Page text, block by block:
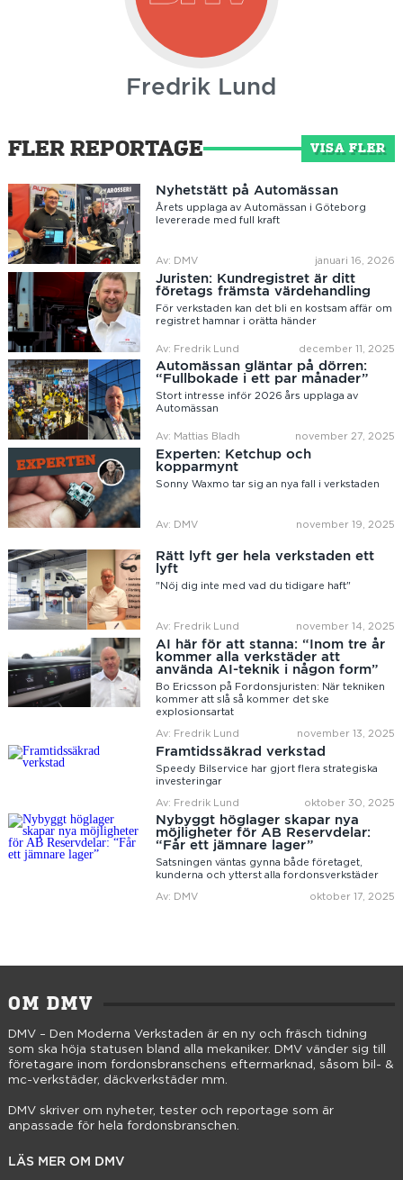
Fredrik Lund
FLER REPORTAGE VISA FLER
Nyhetstätt på Automässan
Årets upplaga av Automässan i Göteborg
levererade med full kraft
Av: DMV januari 16, 2026
Juristen: Kundregistret är ditt
företags främsta värdehandling
För verkstaden kan det bli en kostsam affär om
registret hamnar i orätta händer
Av: Fredrik Lund december 11, 2025
Automässan gläntar på dörren:
“Fullbokade i ett par månader”
Stort intresse inför 2026 års upplaga av
Automässan
Av: Mattias Bladh november 27, 2025
Experten: Ketchup och
kopparmynt
Sonny Waxmo tar sig an nya fall i verkstaden
Av: DMV november 19, 2025
Rätt lyft ger hela verkstaden ett
lyft
"Nöj dig inte med vad du tidigare haft"
Av: Fredrik Lund november 14, 2025
AI här för att stanna: “Inom tre år
kommer alla verkstäder att
använda AI-teknik i någon form”
Bo Ericsson på Fordonsjuristen: När tekniken
kommer att slå så kommer det ske
explosionsartat
Av: Fredrik Lund november 13, 2025
Framtidssäkrad verkstad
Speedy Bilservice har gjort flera strategiska
investeringar
Av: Fredrik Lund oktober 30, 2025
Nybyggt höglager skapar nya
möjligheter för AB Reservdelar:
“Får ett jämnare lager”
Satsningen väntas gynna både företaget,
kunderna och ytterst alla fordonsverkstäder
Av: DMV oktober 17, 2025
OM DMV
DMV – Den Moderna Verkstaden är en ny och fräsch tidning
som ska höja statusen bland alla mekaniker. DMV vänder sig till
företagare inom fordonsbranschens eftermarknad, såsom bil- &
mc-verkstäder, däckverkstäder mm.
DMV skriver om nyheter, tester och reportage som är
anpassade för hela fordonsbranschen.
LÄS MER OM DMV